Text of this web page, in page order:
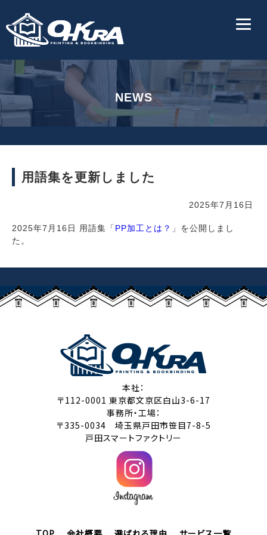
NEWS
用語集を更新しました
2025年7月16日
2025年7月16日 用語集「 PP加工とは？ 」を公開しまし
た。
本社：
〒112-0001 東京都文京区白山3-6-17
事務所・工場：
〒335-0034 埼玉県戸田市笹目7-8-5
戸田スマートファクトリー